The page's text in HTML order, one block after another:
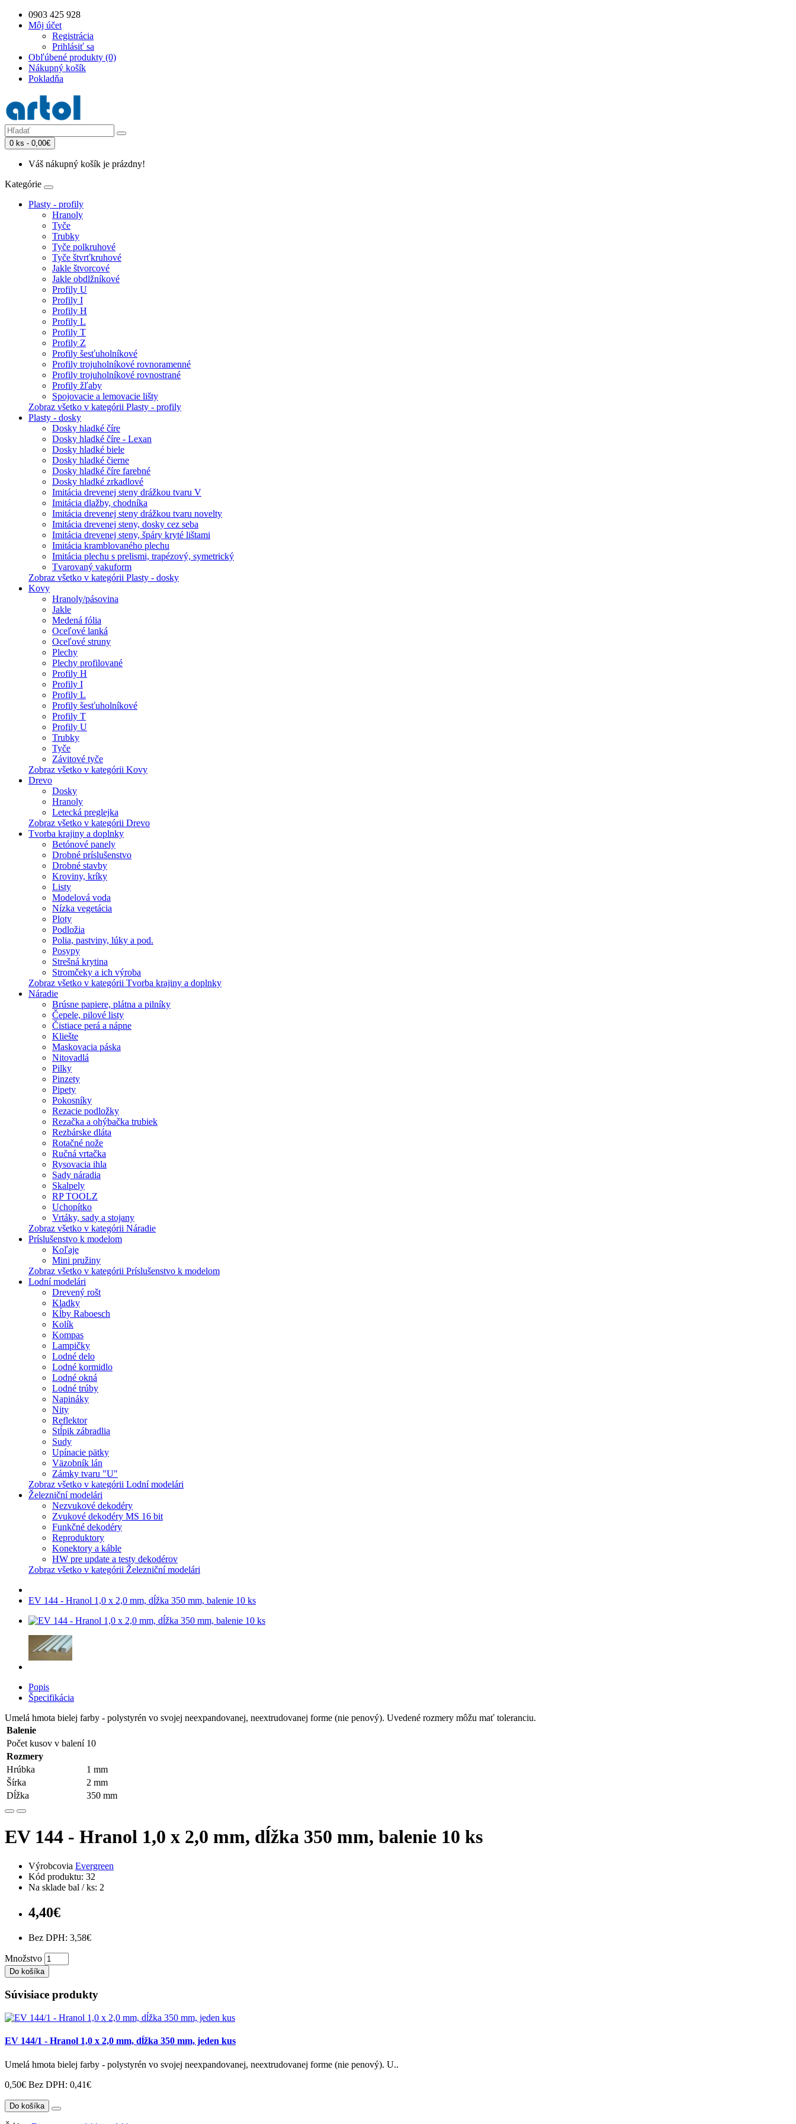
0903 425 928
Môj účet
Registrácia
Prihlásiť sa
Obľúbené produkty (0)
Nákupný košík
Pokladňa
0 ks - 0,00€
Váš nákupný košík je prázdny!
Kategórie
Plasty - profily
Hranoly
Tyče
Trubky
Tyče polkruhové
Tyče štvrťkruhové
Jakle štvorcové
Jakle obdlžníkové
Profily U
Profily I
Profily H
Profily L
Profily T
Profily Z
Profily šesťuholníkové
Profily trojuholníkové rovnoramenné
Profily trojuholníkové rovnostrané
Profily žľaby
Spojovacie a lemovacie lišty
Zobraz všetko v kategórii Plasty - profily
Plasty - dosky
Dosky hladké číre
Dosky hladké číre - Lexan
Dosky hladké biele
Dosky hladké čierne
Dosky hladké číre farebné
Dosky hladké zrkadlové
Imitácia drevenej steny drážkou tvaru V
Imitácia dlažby, chodníka
Imitácia drevenej steny drážkou tvaru novelty
Imitácia drevenej steny, dosky cez seba
Imitácia drevenej steny, špáry kryté lištami
Imitácia kramblovaného plechu
Imitácia plechu s prelismi, trapézový, symetrický
Tvarovaný vakuform
Zobraz všetko v kategórii Plasty - dosky
Kovy
Hranoly/pásovina
Jakle
Medená fólia
Oceľové lanká
Oceľové struny
Plechy
Plechy profilované
Profily H
Profily I
Profily L
Profily šesťuholníkové
Profily T
Profily U
Trubky
Tyče
Závitové tyče
Zobraz všetko v kategórii Kovy
Drevo
Dosky
Hranoly
Letecká preglejka
Zobraz všetko v kategórii Drevo
Tvorba krajiny a doplnky
Betónové panely
Drobné príslušenstvo
Drobné stavby
Kroviny, kríky
Listy
Modelová voda
Nízka vegetácia
Ploty
Podložia
Polia, pastviny, lúky a pod.
Posypy
Strešná krytina
Stromčeky a ich výroba
Zobraz všetko v kategórii Tvorba krajiny a doplnky
Náradie
Brúsne papiere, plátna a pilníky
Čepele, pilové listy
Čistiace perá a nápne
Kliešte
Maskovacia páska
Nitovadlá
Pilky
Pinzety
Pipety
Pokosníky
Rezacie podložky
Rezačka a ohýbačka trubiek
Rezbárske dláta
Rotačné nože
Ručná vrtačka
Rysovacia ihla
Sady náradia
Skalpely
RP TOOLZ
Uchopítko
Vrtáky, sady a stojany
Zobraz všetko v kategórii Náradie
Príslušenstvo k modelom
Koľaje
Mini pružiny
Zobraz všetko v kategórii Príslušenstvo k modelom
Lodní modelári
Drevený rošt
Kladky
Kĺby Raboesch
Kolík
Kompas
Lampičky
Lodné delo
Lodné kormidlo
Lodné okná
Lodné trúby
Napináky
Nity
Reflektor
Stĺpik zábradlia
Sudy
Upínacie pätky
Väzobník lán
Zámky tvaru "U"
Zobraz všetko v kategórii Lodní modelári
Železniční modelári
Nezvukové dekodéry
Zvukové dekodéry MS 16 bit
Funkčné dekodéry
Reproduktory
Konektory a káble
HW pre update a testy dekodérov
Zobraz všetko v kategórii Železniční modelári
EV 144 - Hranol 1,0 x 2,0 mm, dĺžka 350 mm, balenie 10 ks
Popis
Špecifikácia
Umelá hmota bielej farby - polystyrén vo svojej neexpandovanej, neextrudovanej forme (nie penový). Uvedené rozmery môžu mať toleranciu.
Balenie
Počet kusov v balení 10
Rozmery
Hrúbka
1 mm
Šírka
2 mm
Dĺžka
350 mm
EV 144 - Hranol 1,0 x 2,0 mm, dĺžka 350 mm, balenie 10 ks
Výrobcovia Evergreen
Kód produktu: 32
Na sklade bal / ks: 2
4,40€
Bez DPH: 3,58€
Množstvo
Do košíka
Súvisiace produkty
EV 144/1 - Hranol 1,0 x 2,0 mm, dĺžka 350 mm, jeden kus
Umelá hmota bielej farby - polystyrén vo svojej neexpandovanej, neextrudovanej forme (nie penový). U..
0,50€ Bez DPH: 0,41€
Do košíka